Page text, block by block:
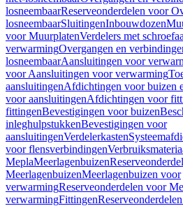
losneembaarReserveonderdelen voor
losneembaarSluitingenInbouwdozen
voor MuurplatenVerdelers met
verwarmingOvergangen en
losneembaarAansluitingen voor
voor Aansluitingen voor verwarming
aansluitingenAfdichtingen voor buizen
voor aansluitingenAfdichtingen voor
fittingenBevestigingen voor buizen
inleghulpstukkenBevestigingen voor
aansluitingenVerdelerkasten
voor flensverbindingen
MeplaMeerlagenbuizen
MeerlagenbuizenMeerlagenbuizen voor
verwarmingReserveonderdelen voor
verwarmingFittingen